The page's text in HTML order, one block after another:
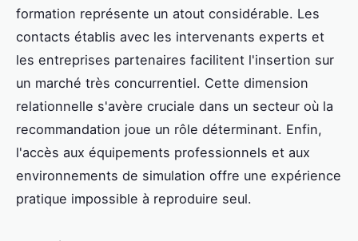
formation représente un atout considérable. Les
contacts établis avec les intervenants experts et
les entreprises partenaires facilitent l'insertion sur
un marché très concurrentiel. Cette dimension
relationnelle s'avère cruciale dans un secteur où la
recommandation joue un rôle déterminant. Enfin,
l'accès aux équipements professionnels et aux
environnements de simulation offre une expérience
pratique impossible à reproduire seul.